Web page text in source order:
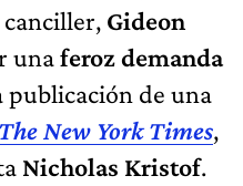
Gideon
unaferoz demanda
publicación de una
The New York Times,
Nicholas Kristof.